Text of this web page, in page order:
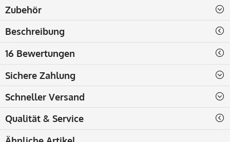
Zubehör
Beschreibung
16 Bewertungen
Sichere Zahlung
Schneller Versand
Qualität & Service